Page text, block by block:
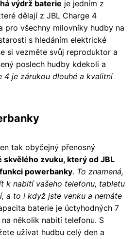
výdrž baterie je jedním z
dělají z JBL Charge 4
pro všechny milovníky hudby na
s hledáním elektrické
si vezměte svůj reproduktor a
poslech hudby kdekoli a
4 je zárukou dlouhé a kvalitní
tak obyčejný přenosný
skvělého zvuku, který od JBL
powerbanky. To znamená,
k nabití vašeho telefonu, tabletu
a to i když jste venku a nemáte
baterie je úctyhodných 7
několik nabití telefonu. S
užívat hudbu celý den a